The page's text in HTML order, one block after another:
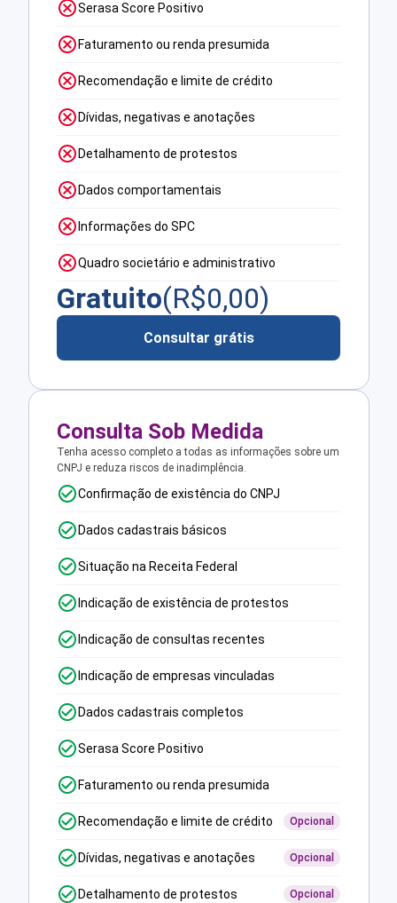
Serasa Score Positivo
Faturamento ou renda presumida
Recomendação e limite de crédito
Dívidas, negativas e anotações
Detalhamento de protestos
Dados comportamentais
Informações do SPC
Quadro societário e administrativo
Gratuito(R$0,00)
Consultar grátis
Consulta Sob Medida
Tenha acesso completo a todas as informações sobre um
CNPJ e reduza riscos de inadimplência.
Confirmação de existência do CNPJ
Dados cadastrais básicos
Situação na Receita Federal
Indicação de existência de protestos
Indicação de consultas recentes
Indicação de empresas vinculadas
Dados cadastrais completos
Serasa Score Positivo
Faturamento ou renda presumida
Recomendação e limite de crédito Opcional
Dívidas, negativas e anotações Opcional
Detalhamento de protestos Opcional